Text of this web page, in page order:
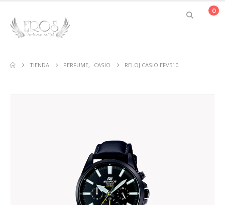
0
TIENDA PERFUME, CASIO RELOJ CASIO EFV510